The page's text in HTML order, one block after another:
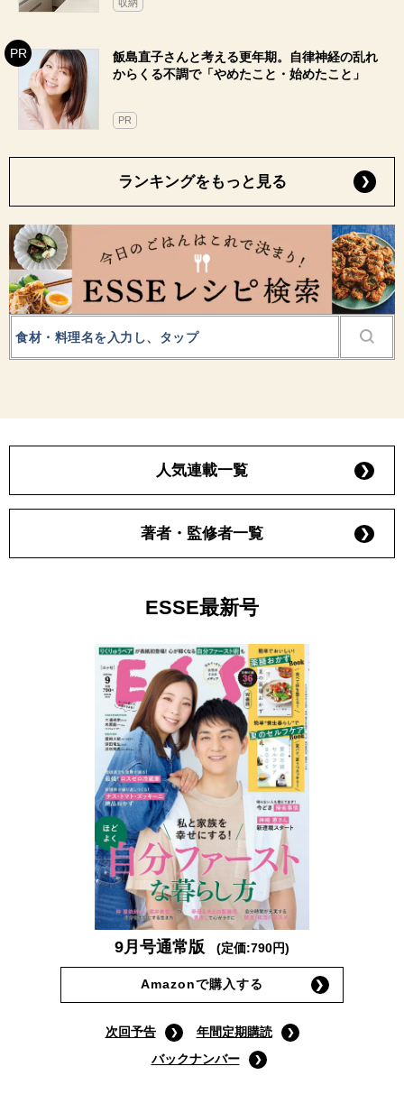
収納
飯島直子さんと考える更年期。自律神経の乱れ
からくる不調で「やめたこと・始めたこと」
PR
ランキングをもっと見る
人気連載一覧
著者・監修者一覧
ESSE最新号
9月号通常版 (定価:790円)
Amazonで購入する
次回予告
年間定期購読
バックナンバー